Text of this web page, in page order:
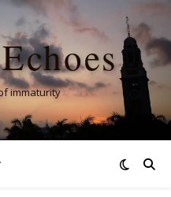
immaturity